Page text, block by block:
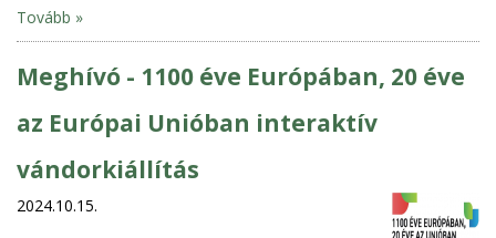
Tovább »
Meghívó - 1100 éve Európában, 20 éve
az Európai Unióban interaktív
vándorkiállítás
2024.10.15.